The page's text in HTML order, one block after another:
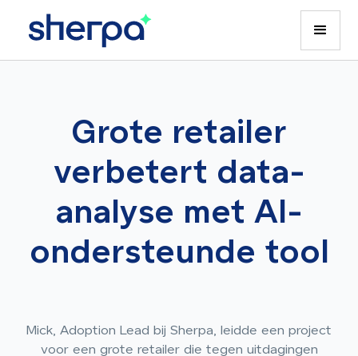
Grote retailer
verbetert data-
analyse met AI-
ondersteunde tool
Mick, Adoption Lead bij Sherpa, leidde een project
voor een grote retailer die tegen uitdagingen